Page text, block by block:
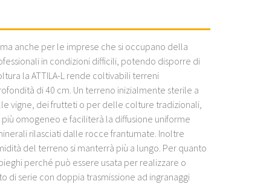
anche per le imprese che si occupano della
in condizioni difficili, potendo disporre di
la ATTILA-L rende coltivabili terreni
di 40 cm. Un terreno inizialmente sterile a
vigne, dei frutteti o per delle colture tradizionali,
omogeneo e faciliterà la diffusione uniforme
rilasciati dalle rocce frantumate. Inoltre
del terreno si manterrà più a lungo. Per quanto
perché può essere usata per realizzare o
serie con doppia trasmissione ad ingranaggi